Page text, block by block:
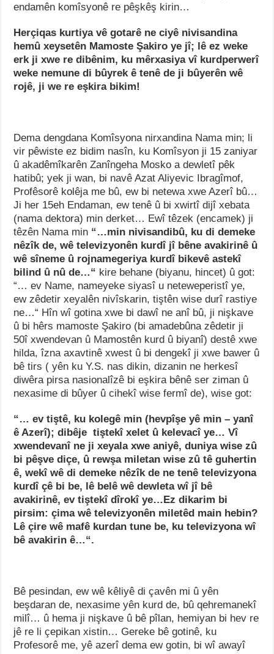
endamên komîsyonê re pêşkêş kirin…
Herçiqas kurtiya vê gotarê ne ciyê nivisandina
hemû xeysetên Mamoste Şakiro ye jî; lê ez weke
erk ji xwe re dibênim, ku mêrxasiya vî kurdperwerî
weke nemune di bûyrek ê tenê de ji bûyerên wê
rojê, ji we re eşkira bikim!
Dema dengdana Komîsyona nirxandina Nama min; li
vir pêwiste ez bidim nasîn, ku Komîsyon ji 15 zaniyar
û akadêmîkarên Zanîngeha Mosko a dewletî pêk
hatibû; yek ji wan, bi navê Azat Aliyevic Ibragîmof,
Profêsorê kolêja me bû, ew bi netewa xwe Azerî bû…
Ji her 15eh Endaman, ew tenê û bi xwirtî dijî xebata
(nama dektora) min derket… Ewî têzek (encamek) ji
têzên Nama min “…min nivisandibû, ku di demeke
nêzîk de, wê televizyonên kurdî jî bêne avakirinê û
wê sîneme û rojnamegeriya kurdî bikevê astekî
bilind û nû de…“ kire behane (biyanu, hincet) û got:
“… ev Name, nameyeke siyasî u neteweperistî ye,
ew zêdetir xeyalên nivîskarin, tiştên wise durî rastiye
ne…“ Hîn wî gotina xwe bi dawî ne anî bû, ji nişkave
û bi hêrs mamoste Şakiro (bi amadebûna zêdetir ji
50î xwendevan û Mamostên kurd û biyanî) destê xwe
hilda, îzna axavtinê xwest û bi dengekî ji xwe bawer û
bê tirs ( yên ku Y.S. nas dikin, dizanin ne herkesî
diwêra pirsa nasionalîzê bi eşkira bênê ser ziman û
nexasime di bûyer û cihekî wise fermî de), wise got:
“… ev tiştê, ku kolegê min (hevpîşe yê min – yanî
ê Azerî); dibêje tiştekî xelet û kelevacî ye… Vî
xwendevanî ne ji xeyala xwe aniyê, duniya wise zû
bi pêşve diçe, û rewşa miletan wise zû tê guhertin
ê, wekî wê di demeke nêzîk de ne tenê televizyona
kurdî çê bi be, lê belê wê dewleta wî jî bê
avakirinê, ev tiştekî dîrokî ye…Ez dikarim bi
pirsim: çima wê televizyonên miletêd main hebin?
Lê çire wê mafê kurdan tune be, ku televizyona wî
bê avakirin ê…“.
Bê pesindan, ew wê kêliyê di çavên mi û yên
beşdaran de, nexasime yên kurd de, bû qehremanekî
milî… û hema ji nişkave û bê pîlan, hemiyan bi hev re
jê re li çepikan xistin… Gereke bê gotinê, ku
Profesorê me, yê azerî dema ew gotin, bi wî awayî